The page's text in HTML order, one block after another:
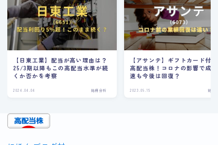
【日東工業】配当が高い理由は？
25/3期以降もこの高配当水準が続
くか否かを考察
2024.04.04 銘柄分析
【アサンテ】ギフトカード付
高配当株！コロナの影響で成
速も今後は回復？
2023.09.15 銘柄